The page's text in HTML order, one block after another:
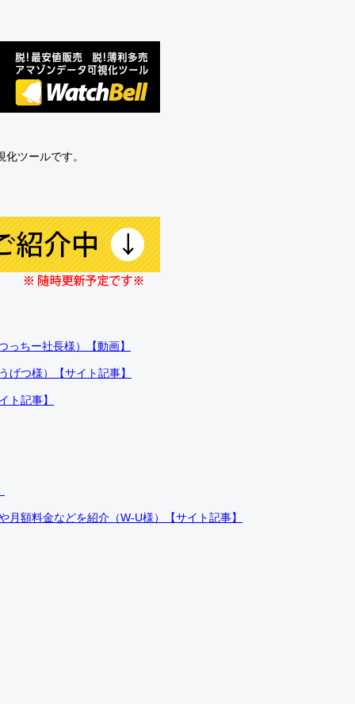
ツールです。
ちー社長様）【動画】
げつ様）【サイト記事】
ト記事】
額料金などを紹介（W-U様）【サイト記事】